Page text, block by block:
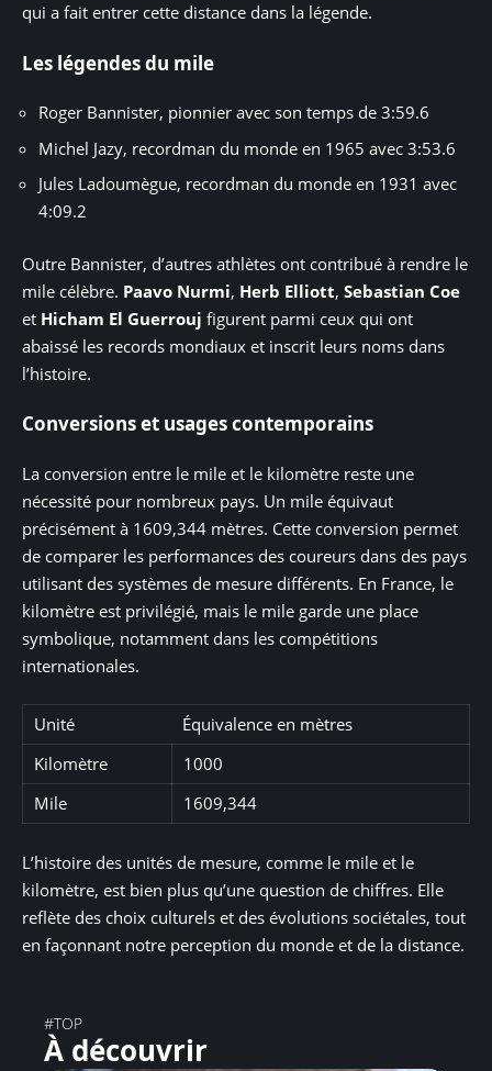
qui a fait entrer cette distance dans la légende.
Les légendes du mile
Roger Bannister, pionnier avec son temps de 3:59.6
Michel Jazy, recordman du monde en 1965 avec 3:53.6
Jules Ladoumègue, recordman du monde en 1931 avec
4:09.2
Outre Bannister, d’autres athlètes ont contribué à rendre le
mile célèbre. Paavo Nurmi, Herb Elliott, Sebastian Coe
et Hicham El Guerrouj figurent parmi ceux qui ont
abaissé les records mondiaux et inscrit leurs noms dans
l’histoire.
Conversions et usages contemporains
La conversion entre le mile et le kilomètre reste une
nécessité pour nombreux pays. Un mile équivaut
précisément à 1609,344 mètres. Cette conversion permet
de comparer les performances des coureurs dans des pays
utilisant des systèmes de mesure différents. En France, le
kilomètre est privilégié, mais le mile garde une place
symbolique, notamment dans les compétitions
internationales.
Unité
Équivalence en mètres
Kilomètre
1000
Mile
1609,344
L’histoire des unités de mesure, comme le mile et le
kilomètre, est bien plus qu’une question de chiffres. Elle
reflète des choix culturels et des évolutions sociétales, tout
en façonnant notre perception du monde et de la distance.
#TOP
À découvrir